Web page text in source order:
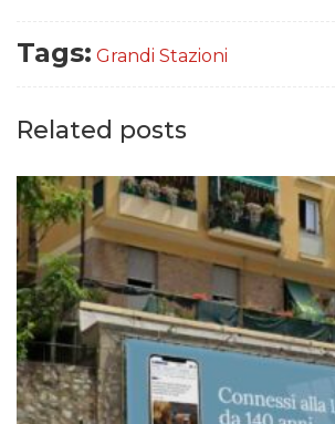
Tags: Grandi Stazioni
Related posts